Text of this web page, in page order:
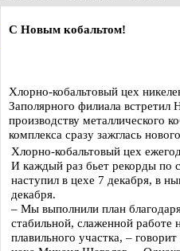
С Новым кобальтом!
Хлорно-кобальтовый цех
Заполярного филиала
производству металлического
комплекса сразу зажглась
Хлорно-кобальтовый цех
И каждый раз бьет рекорды
наступил в цехе 7 декабря, в
декабря.
– Мы выполнили план
стабильной, слаженной работе
плавильного участка, –